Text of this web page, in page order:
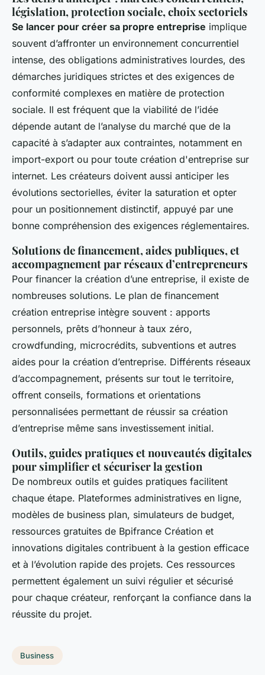
législation, protection sociale, choix sectoriels
Se lancer pour créer sa propre entreprise implique
souvent d’affronter un environnement concurrentiel
intense, des obligations administratives lourdes, des
démarches juridiques strictes et des exigences de
conformité complexes en matière de protection
sociale. Il est fréquent que la viabilité de l’idée
dépende autant de l’analyse du marché que de la
capacité à s’adapter aux contraintes, notamment en
import-export ou pour toute création d'entreprise sur
internet. Les créateurs doivent aussi anticiper les
évolutions sectorielles, éviter la saturation et opter
pour un positionnement distinctif, appuyé par une
bonne compréhension des exigences réglementaires.
Solutions de financement, aides publiques, et
accompagnement par réseaux d’entrepreneurs
Pour financer la création d’une entreprise, il existe de
nombreuses solutions. Le plan de financement
création entreprise intègre souvent : apports
personnels, prêts d’honneur à taux zéro,
crowdfunding, microcrédits, subventions et autres
aides pour la création d’entreprise. Différents réseaux
d’accompagnement, présents sur tout le territoire,
offrent conseils, formations et orientations
personnalisées permettant de réussir sa création
d’entreprise même sans investissement initial.
Outils, guides pratiques et nouveautés digitales
pour simplifier et sécuriser la gestion
De nombreux outils et guides pratiques facilitent
chaque étape. Plateformes administratives en ligne,
modèles de business plan, simulateurs de budget,
ressources gratuites de Bpifrance Création et
innovations digitales contribuent à la gestion efficace
et à l’évolution rapide des projets. Ces ressources
permettent également un suivi régulier et sécurisé
pour chaque créateur, renforçant la confiance dans la
réussite du projet.
Business